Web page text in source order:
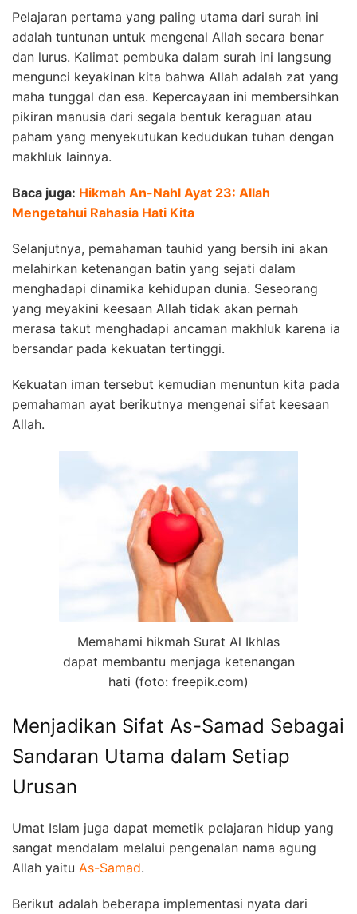
Pelajaran pertama yang paling utama dari surah ini
adalah tuntunan untuk mengenal Allah secara benar
dan lurus. Kalimat pembuka dalam surah ini langsung
mengunci keyakinan kita bahwa Allah adalah zat yang
maha tunggal dan esa. Kepercayaan ini membersihkan
pikiran manusia dari segala bentuk keraguan atau
paham yang menyekutukan kedudukan tuhan dengan
makhluk lainnya.
Baca juga: Hikmah An-Nahl Ayat 23: Allah
Mengetahui Rahasia Hati Kita
Selanjutnya, pemahaman tauhid yang bersih ini akan
melahirkan ketenangan batin yang sejati dalam
menghadapi dinamika kehidupan dunia. Seseorang
yang meyakini keesaan Allah tidak akan pernah
merasa takut menghadapi ancaman makhluk karena ia
bersandar pada kekuatan tertinggi.
Kekuatan iman tersebut kemudian menuntun kita pada
pemahaman ayat berikutnya mengenai sifat keesaan
Allah.
Memahami hikmah Surat Al Ikhlas
dapat membantu menjaga ketenangan
hati (foto: freepik.com)
Menjadikan Sifat As-Samad Sebagai
Sandaran Utama dalam Setiap
Urusan
Umat Islam juga dapat memetik pelajaran hidup yang
sangat mendalam melalui pengenalan nama agung
Allah yaitu As-Samad.
Berikut adalah beberapa implementasi nyata dari